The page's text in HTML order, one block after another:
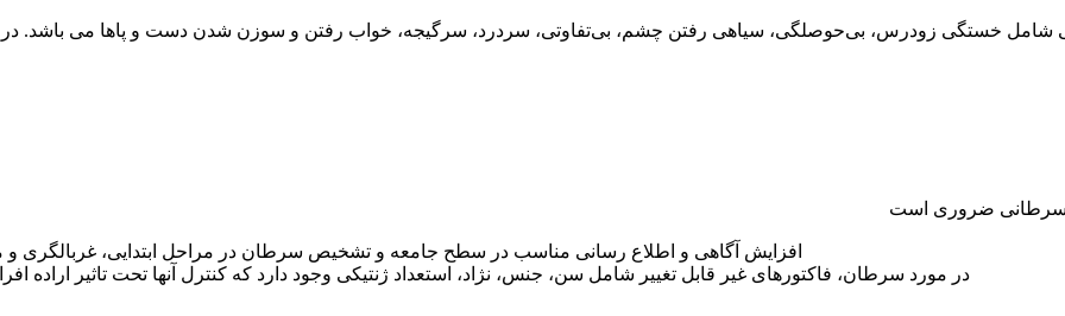
شامل خستگی زودرس، بی‌حوصلگی، سیاهی رفتن چشم، بی‌تفاوتی، سردرد، سرگیجه، خواب رفتن و سوزن شدن دست و پاها می باشد.
سرطانی ضروری است
افزایش آگاهی و اطلاع رسانی مناسب در سطح جامعه و تشخیص سرطان در مراحل ابتدایی،
در مورد سرطان، فاکتورهای غیر قابل تغییر شامل سن، جنس، نژاد، استعداد ژنتیکی وجود دارد که کنترل آنها تحت تاثیر